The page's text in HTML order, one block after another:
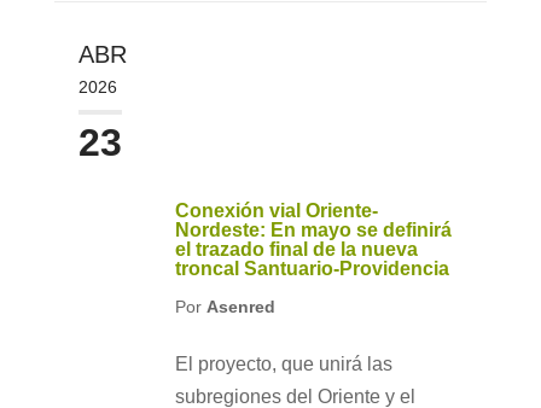
ABR
2026
23
Conexión vial Oriente-
Nordeste: En mayo se definirá
el trazado final de la nueva
troncal Santuario-Providencia
Por Asenred
El proyecto, que unirá las
subregiones del Oriente y el